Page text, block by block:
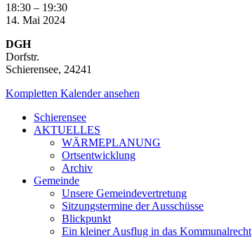
18:30 – 19:30
14. Mai 2024
DGH
Dorfstr.
Schierensee, 24241
Kompletten Kalender ansehen
Schierensee
AKTUELLES
WÄRMEPLANUNG
Ortsentwicklung
Archiv
Gemeinde
Unsere Gemeindevertretung
Sitzungstermine der Ausschüsse
Blickpunkt
Ein kleiner Ausflug in das Kommunalrecht